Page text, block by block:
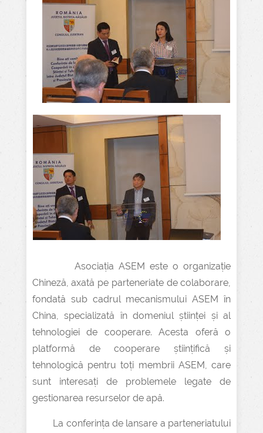
Asociația ASEM este o organizație
Chineză, axată pe parteneriate de colaborare,
fondată sub cadrul mecanismului ASEM în
China, specializată în domeniul științei și al
tehnologiei de cooperare. Acesta oferă o
platformă de cooperare științifică și
tehnologică pentru toți membrii ASEM, care
sunt interesați de problemele legate de
gestionarea resurselor de apă.
La conferința de lansare a parteneriatului